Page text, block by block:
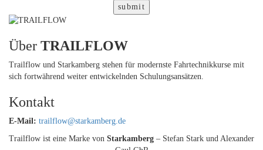
submit
Über TRAILFLOW
Trailflow und Starkamberg stehen für modernste Fahrtechnikkurse mit
sich fortwährend weiter entwickelnden Schulungsansätzen.
Kontakt
E-Mail: trailflow@starkamberg.de
Trailflow ist eine Marke von Starkamberg – Stefan Stark und Alexander